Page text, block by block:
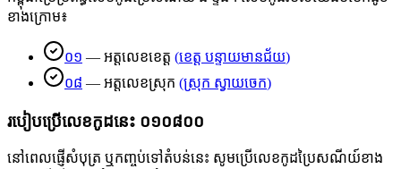
ខាងក្រោម៖
០១ — អត្តលេខខេត្ត (ខេត្ត បន្ទាយមានជ័យ)
០៨ — អត្តលេខស្រុក (ស្រុក ស្វាយចេក)
របៀបប្រើលេខកូដនេះ ០១០៨០០
នៅពេលផ្ញើសំបុត្រ ឬកញ្ចប់ទៅតំបន់នេះ សូមប្រើលេខកូដប្រៃសណីយ៍ខាង